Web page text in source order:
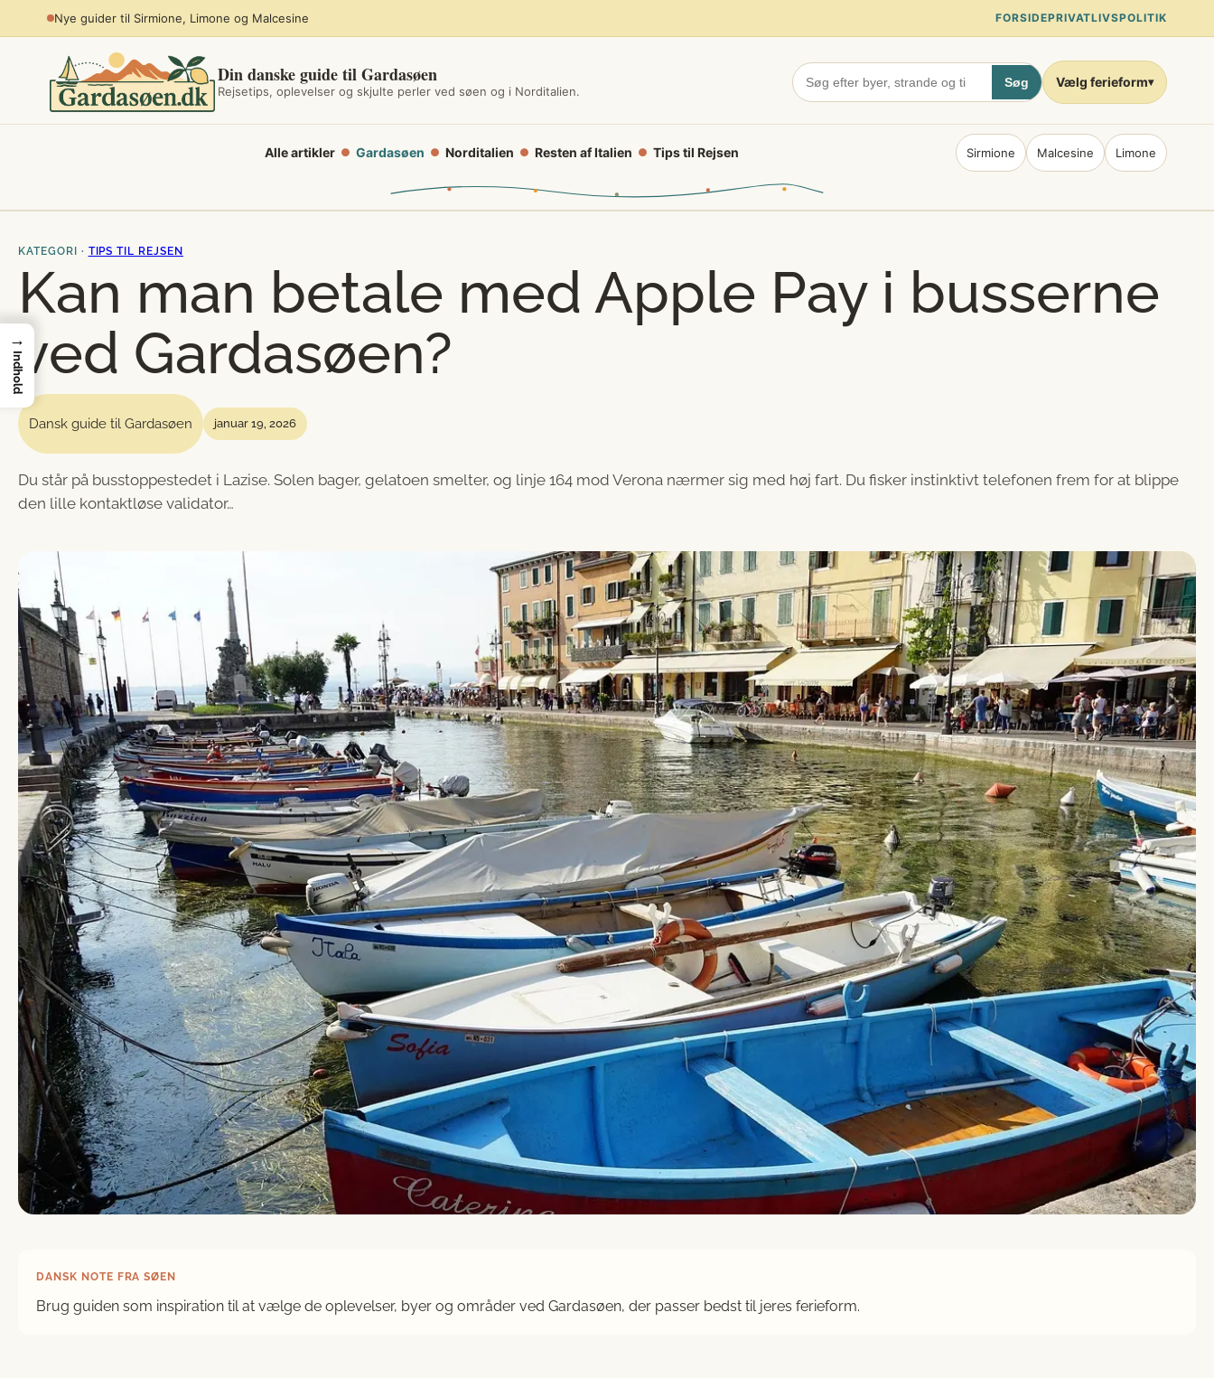
Planlæg sommerferien ved søen FORSIDEPRIVATLIVSPOLITIK
Din danske guide til Gardasøen
Rejsetips, oplevelser og skjulte perler ved søen og i Norditalien.
Søg Vælg ferieform▾
Alle artikler ● Gardasøen ● Norditalien ● Resten af Italien ● Tips til Rejsen Sirmione Malcesine Limone
KATEGORI · TIPS TIL REJSEN
Kan man betale med Apple Pay i busserne
ved Gardasøen?
Dansk guide til Gardasøen januar 19, 2026
Du står på busstoppestedet i Lazise. Solen bager, gelatoen smelter, og linje 164 mod Verona nærmer sig med høj fart. Du fisker instinktivt telefonen frem for at blippe
den lille kontaktløse validator…
DANSK NOTE FRA SØEN
Brug guiden som inspiration til at vælge de oplevelser, byer og områder ved Gardasøen, der passer bedst til jeres ferieform.
→
Indhold